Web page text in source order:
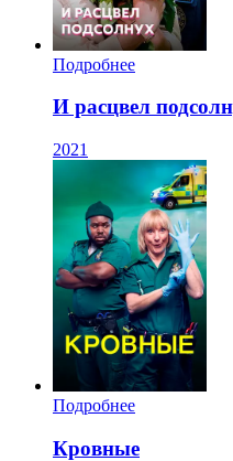
Подробнее
И расцвел
2021
Подробнее
Кровные